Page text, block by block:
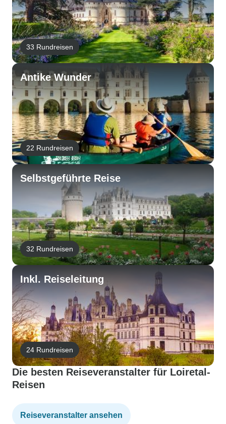
33 Rundreisen
Antike Wunder
22 Rundreisen
Selbstgeführte Reise
32 Rundreisen
Inkl. Reiseleitung
24 Rundreisen
Die besten Reiseveranstalter für Loiretal-
Reisen
Reiseveranstalter ansehen